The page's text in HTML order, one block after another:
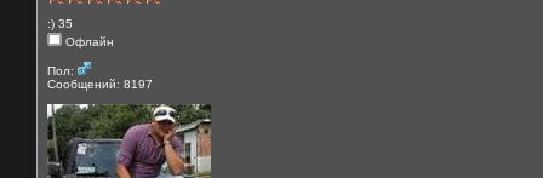
:) 35
Офлайн
Пол:
Сообщений: 8197